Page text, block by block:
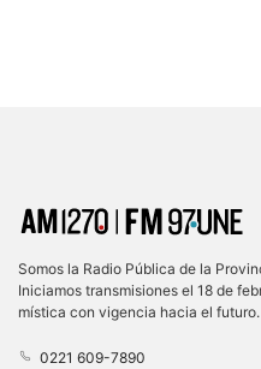
Somos la Radio Pública de la
Iniciamos transmisiones el 18 de
mística con vigencia hacia el futuro.
0221 609-7890